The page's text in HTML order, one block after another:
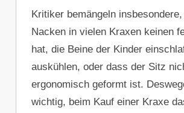
Kritiker bemängeln
Nacken in vielen Kraxen keinen
hat, die Beine der Kinder
auskühlen, oder dass der Sitz
ergonomisch geformt ist.
wichtig, beim Kauf einer Kraxe